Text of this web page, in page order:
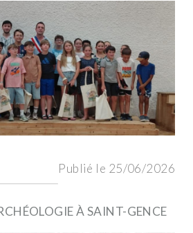
Publié le 25/06/2026
À SAINT-GENCE